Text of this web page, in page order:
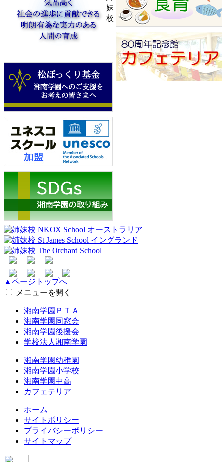
妹
校
▲ページトップへ
メニューを開く
湘南学園ＰＴＡ
湘南学園同窓会
湘南学園後援会
学校法人湘南学園
湘南学園幼稚園
湘南学園小学校
湘南学園中高
カフェテリア
ホーム
サイトポリシー
プライバシーポリシー
サイトマップ